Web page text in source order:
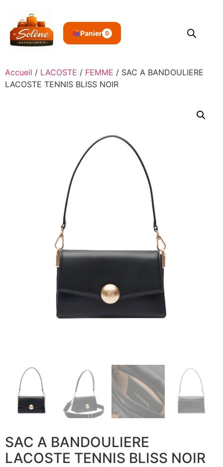
Panier 0
Accueil / LACOSTE / FEMME / SAC A BANDOULIERE
LACOSTE TENNIS BLISS NOIR
SAC A BANDOULIERE
LACOSTE TENNIS BLISS NOIR